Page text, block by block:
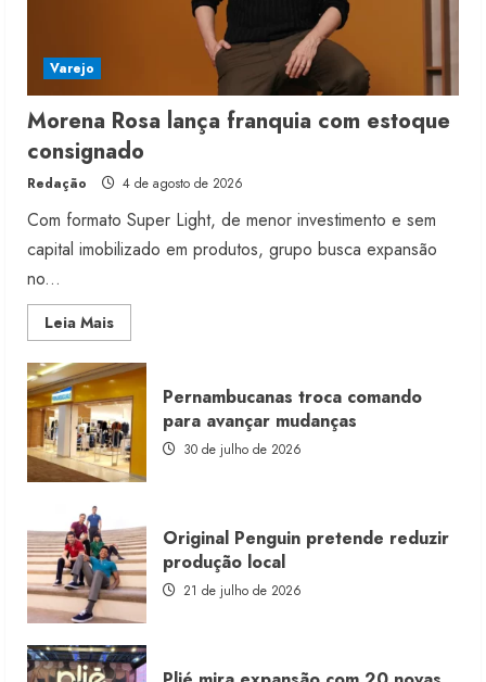
Varejo
Morena Rosa lança franquia com estoque
consignado
Redação 4 de agosto de 2026
Com formato Super Light, de menor investimento e sem
capital imobilizado em produtos, grupo busca expansão
no...
Leia MaisRead
more
Morena
Rosa
lança
franquia
com
estoque
consignado
Pernambucanas troca comando
para avançar mudanças
30 de julho de 2026
Original Penguin pretende reduzir
produção local
21 de julho de 2026